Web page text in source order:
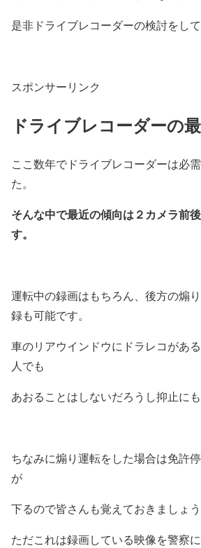
是非ドライブレコーダーの検討をして
スポンサーリンク
ドライブレコーダーの
ここ数年でドライブレコーダーは必
た。
そんな中で最近の傾向は２カメラ前
す。
運転中の録画はもちろん、後方の煽
録も可能です。
車のリアウインドウにドラレコがあ
人でも
あおることはしないだろうし抑止にも
ちなみに煽り運転をした場合は免許
が
下るので皆さんも覚えておきましょう
ただこれは録画している映像を警察